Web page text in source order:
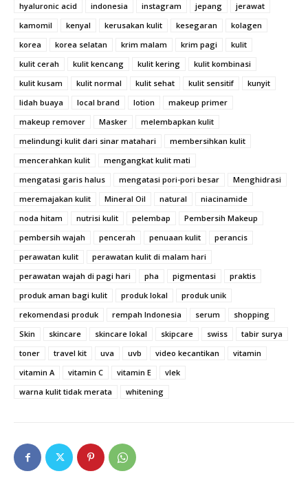
hyaluronic acid
indonesia instagram jepang
jerawat
kamomil
kenyal kerusakan kulit kesegaran
kolagen
korea
korea selatan krim malam krim pagi
kulit
kulit cerah
kulit kencang kulit kering
kulit kombinasi
kulit kusam
kulit normal kulit sehat kulit sensitif
kunyit
lidah buaya
local brand lotion
makeup primer
makeup remover
Masker
melembapkan kulit
melindungi kulit dari sinar matahari
membersihkan kulit
mencerahkan kulit
mengangkat kulit mati
mengatasi garis halus
mengatasi pori-pori besar
Menghidrasi
meremajakan kulit
Mineral Oil natural
niacinamide
noda hitam
nutrisi kulit pelembap
Pembersih Makeup
pembersih wajah
pencerah penuaan kulit
perancis
perawatan kulit
perawatan kulit di malam hari
perawatan wajah di pagi hari
pha pigmentasi
praktis
produk aman bagi kulit
produk lokal
produk unik
rekomendasi produk
rempah Indonesia serum
shopping
Skin
skincare skincare lokal skipcare swiss
tabir surya
toner
travel kit uva uvb video kecantikan
vitamin
vitamin A
vitamin C vitamin E
vlek
warna kulit tidak merata
whitening